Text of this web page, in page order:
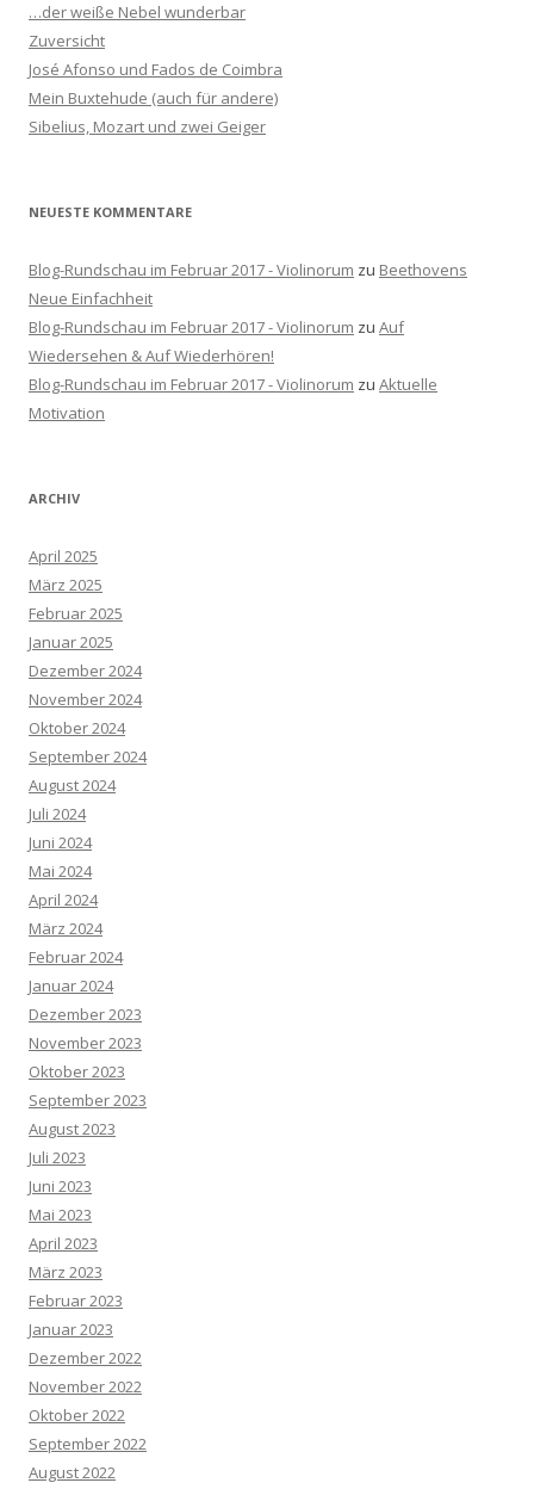
n
a
c
h
…der weiße Nebel wunderbar
Zuversicht
José Afonso und Fados de Coimbra
Mein Buxtehude (auch für andere)
Sibelius, Mozart und zwei Geiger
NEUESTE KOMMENTARE
Blog-Rundschau im Februar 2017 - Violinorum zu Beethovens
Neue Einfachheit
Blog-Rundschau im Februar 2017 - Violinorum zu Auf
Wiedersehen & Auf Wiederhören!
Blog-Rundschau im Februar 2017 - Violinorum zu Aktuelle
Motivation
ARCHIV
April 2025
März 2025
Februar 2025
Januar 2025
Dezember 2024
November 2024
Oktober 2024
September 2024
August 2024
Juli 2024
Juni 2024
Mai 2024
April 2024
März 2024
Februar 2024
Januar 2024
Dezember 2023
November 2023
Oktober 2023
September 2023
August 2023
Juli 2023
Juni 2023
Mai 2023
April 2023
März 2023
Februar 2023
Januar 2023
Dezember 2022
November 2022
Oktober 2022
September 2022
August 2022